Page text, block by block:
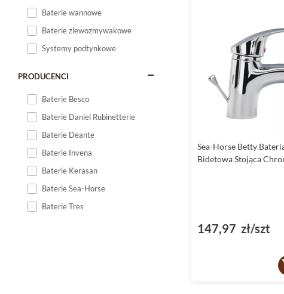
Baterie wannowe
Baterie zlewozmywakowe
Systemy podtynkowe
PRODUCENCI
Baterie Besco
Baterie Daniel Rubinetterie
Baterie Deante
Baterie Invena
Baterie Kerasan
Baterie Sea-Horse
Baterie Tres
zwrócić uwagę na ich
Wykończenie w
Jednym z najbardziej
bateriom wyjątkowego
zanieczyszczeń i
rozwiązanie dla osób,
bidetową, czy wannową,
sprawia, że korzystanie z
Z kolei baterie wannowe
technologiom, modele te
Sea-Horse Betty
Bidetowa Stojąca
147,97 zł/szt